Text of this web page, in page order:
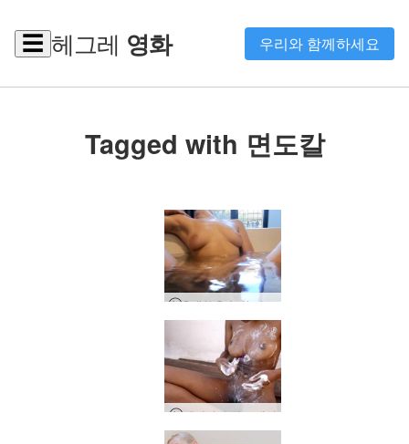
☰ 헤그레 영화 우리와 함께하세요
Tagged with 면도칼
Sali와 Quin의 자위 행위
캐서리나 면도 세션